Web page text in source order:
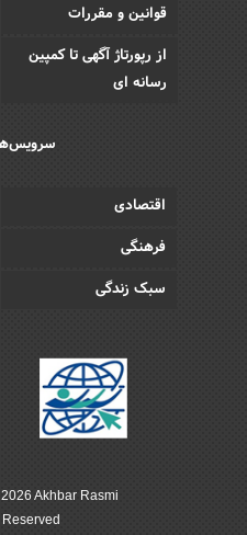
قوانین و مقررات
از رپورتاژ آگهی تا کمپین
رسانه ای
اقتصادی
فرهنگی
سبک زندگی
Akhbar Rasmi